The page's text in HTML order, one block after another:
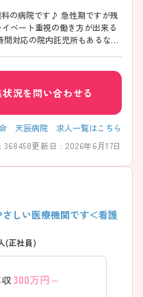
科の病院です♪ 急性期ですが残
ベート重視の働き方が出来る
対応の院内託児所もあるな
況を問い合わせる
天辰病院 求人一覧はこちら
368458更新日 : 2026年6月17日
しい医療機関です＜看護
(正社員)
300万円～